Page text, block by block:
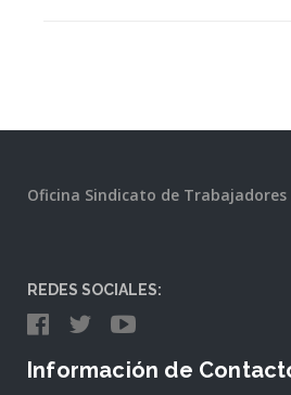
Oficina Sindicato de Trabajadores
REDES SOCIALES:
Información de